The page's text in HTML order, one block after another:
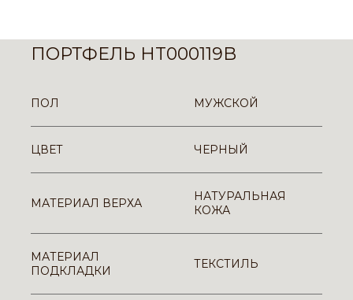
ПОРТФЕЛЬ HT000119B
ПОЛ МУЖСКОЙ
ЦВЕТ ЧЕРНЫЙ
МАТЕРИАЛ ВЕРХА
НАТУРАЛЬНАЯ
КОЖА
МАТЕРИАЛ
ПОДКЛАДКИ
ТЕКСТИЛЬ